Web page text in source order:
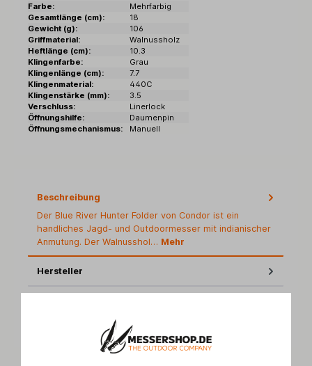
Farbe:
Mehrfarbig
Gesamtlänge (cm):
18
Gewicht (g):
106
Griffmaterial:
Walnussholz
Heftlänge (cm):
10.3
Klingenfarbe:
Grau
Klingenlänge (cm):
7.7
Klingenmaterial:
440C
Klingenstärke (mm):
3.5
Verschluss:
Linerlock
Öffnungshilfe:
Daumenpin
Öffnungsmechanismus:
Manuell
Beschreibung
Der Blue River Hunter Folder von Condor ist ein
handliches Jagd- und Outdoormesser mit indianischer
Anmutung. Der Walnusshol… Mehr
Hersteller